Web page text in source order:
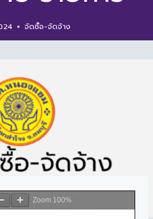
จัดซื้อ-จัดจ้าง
Zoom 100%